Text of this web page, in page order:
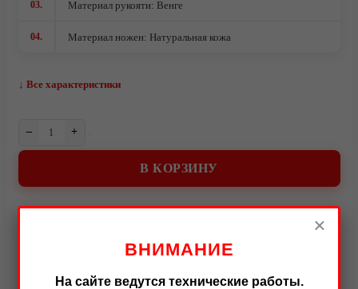
О компании
03. Материал рукояти: Венге
04. Материал ножен: Натуральная кожа
↓ Все характеристики
– +
В КОРЗИНУ
Характеристики
×
ВНИМАНИЕ
На сайте ведутся технические работы.